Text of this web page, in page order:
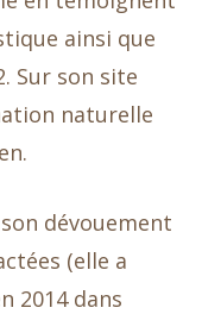
ainsi que
Sur son site
naturelle
dévouement
(elle a
2014 dans